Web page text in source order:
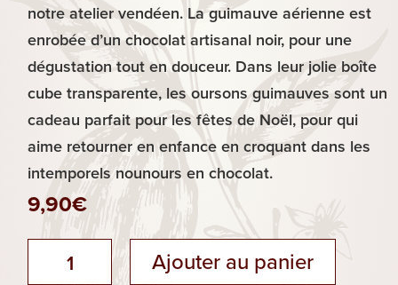
notre atelier vendéen. La guimauve aérienne est
enrobée d’un chocolat artisanal noir, pour une
dégustation tout en douceur. Dans leur jolie boîte
cube transparente, les oursons guimauves sont un
cadeau parfait pour les fêtes de Noël, pour qui
aime retourner en enfance en croquant dans les
intemporels nounours en chocolat.
9,90€
quantité
Ajouter au panier